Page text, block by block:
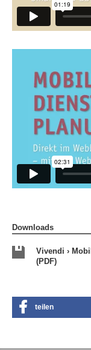
Downloads
Vivendi ›
(PDF)
teilen